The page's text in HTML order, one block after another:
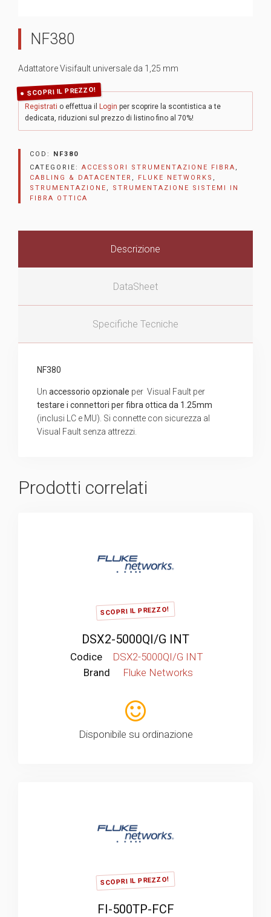
NF380
Adattatore Visifault universale da 1,25 mm
SCOPRI IL PREZZO!
Registrati o effettua il Login per scoprire la scontistica a te
dedicata, riduzioni sul prezzo di listino fino al 70%!
COD: NF380
CATEGORIE: ACCESSORI STRUMENTAZIONE FIBRA ,
CABLING & DATACENTER , FLUKE NETWORKS ,
STRUMENTAZIONE , STRUMENTAZIONE SISTEMI IN
FIBRA OTTICA
Descrizione
DataSheet
Specifiche Tecniche
NF380
Un accessorio opzionale per Visual Fault per
testare i connettori per fibra ottica da 1.25mm
(inclusi LC e MU). Si connette con sicurezza al
Visual Fault senza attrezzi.
Prodotti correlati
SCOPRI IL PREZZO!
DSX2-5000QI/G INT
Codice
DSX2-5000QI/G INT
Brand
Fluke Networks
Disponibile su ordinazione
SCOPRI IL PREZZO!
FI-500TP-FCF